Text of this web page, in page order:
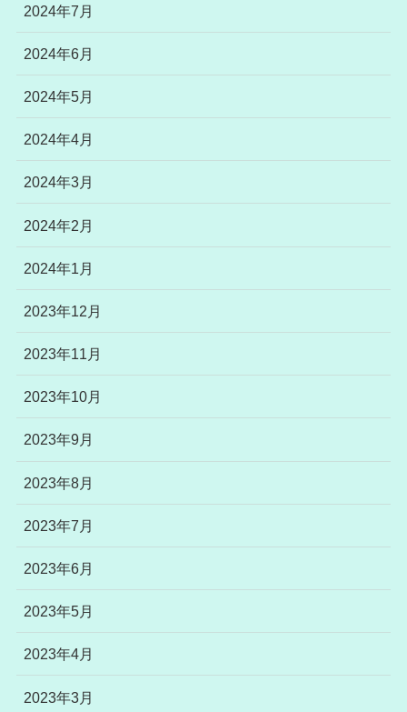
2024年7月
2024年6月
2024年5月
2024年4月
2024年3月
2024年2月
2024年1月
2023年12月
2023年11月
2023年10月
2023年9月
2023年8月
2023年7月
2023年6月
2023年5月
2023年4月
2023年3月